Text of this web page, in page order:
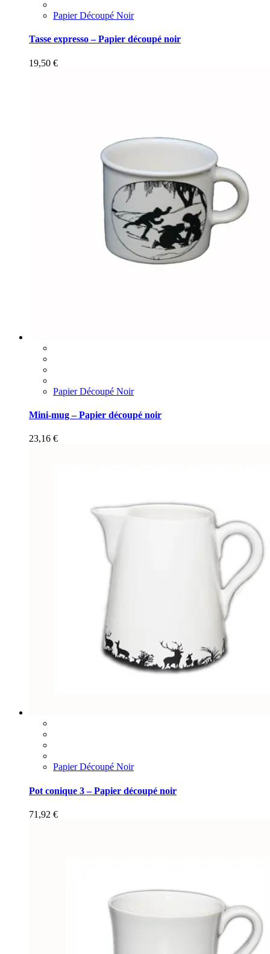
Papier Découpé Noir
Tasse expresso – Papier découpé noir
19,50 €
Papier Découpé Noir
Mini-mug – Papier découpé noir
23,16 €
Papier Découpé Noir
Pot conique 3 – Papier découpé noir
71,92 €